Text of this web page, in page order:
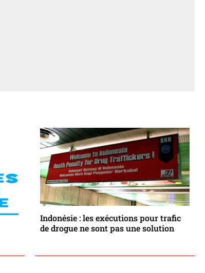
Indonésie : les exécutions pour trafic
de drogue ne sont pas une solution